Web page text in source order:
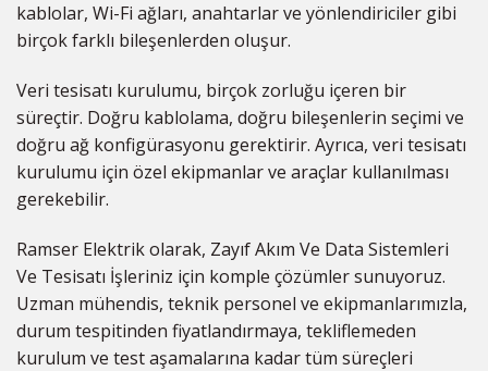
kablolar, Wi-Fi ağları, anahtarlar ve yönlendiriciler gibi
birçok farklı bileşenlerden oluşur.
Veri tesisatı kurulumu, birçok zorluğu içeren bir
süreçtir. Doğru kablolama, doğru bileşenlerin seçimi ve
doğru ağ konfigürasyonu gerektirir. Ayrıca, veri tesisatı
kurulumu için özel ekipmanlar ve araçlar kullanılması
gerekebilir.
Ramser Elektrik olarak, Zayıf Akım Ve Data Sistemleri
Ve Tesisatı İşleriniz için komple çözümler sunuyoruz.
Uzman mühendis, teknik personel ve ekipmanlarımızla,
durum tespitinden fiyatlandırmaya, tekliflemeden
kurulum ve test aşamalarına kadar tüm süreçleri